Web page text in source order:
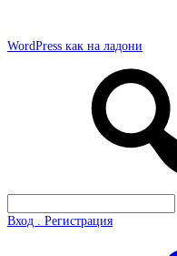
WordPress как на ладони
Вход . Регистрация